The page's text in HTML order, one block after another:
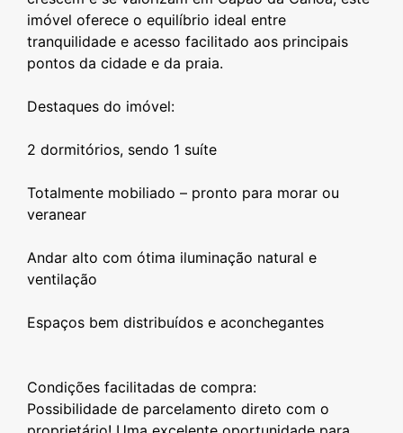
imóvel oferece o equilíbrio ideal entre
tranquilidade e acesso facilitado aos principais
pontos da cidade e da praia.
Destaques do imóvel:
2 dormitórios, sendo 1 suíte
Totalmente mobiliado – pronto para morar ou
veranear
Andar alto com ótima iluminação natural e
ventilação
Espaços bem distribuídos e aconchegantes
Condições facilitadas de compra:
Possibilidade de parcelamento direto com o